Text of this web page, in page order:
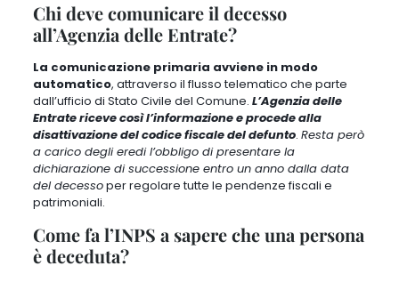
Chi deve comunicare il decesso
all’Agenzia delle Entrate?
La comunicazione primaria avviene in modo
automatico, attraverso il flusso telematico che parte
dall’ufficio di Stato Civile del Comune. L’Agenzia delle
Entrate riceve così l’informazione e procede alla
disattivazione del codice fiscale del defunto. Resta però
a carico degli eredi l’obbligo di presentare la
dichiarazione di successione entro un anno dalla data
del decessoper regolare tutte le pendenze fiscali e
patrimoniali.
Come fa l’INPS a sapere che una persona
è deceduta?